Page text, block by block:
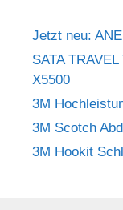
Jetzt neu:
SATA
X5500
3M
3M Scotch
3M Hookit